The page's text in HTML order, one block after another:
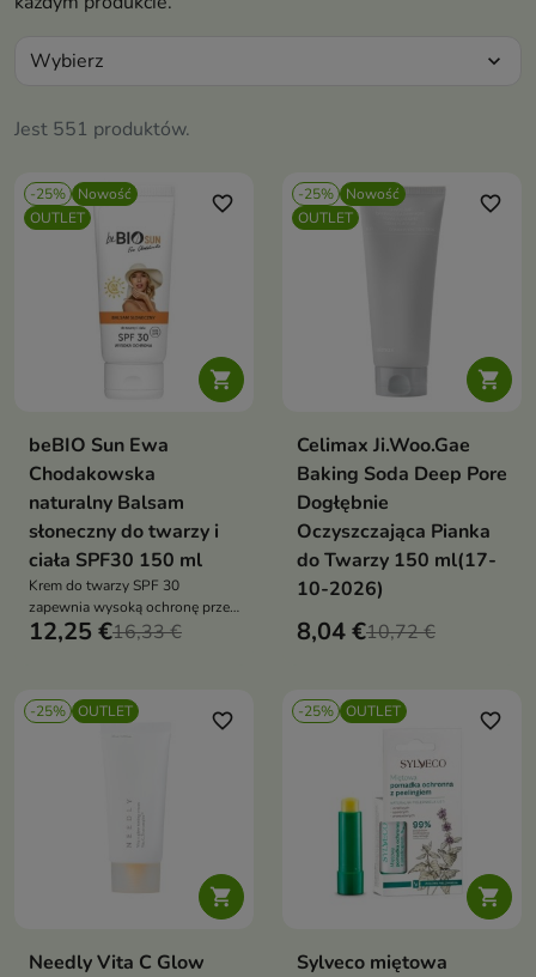
Jest 551 produktów.
Wybierz expand_more
-25%
Nowość
OUTLET

favorite_border
beBIO Sun Ewa
Chodakowska
naturalny Balsam
słoneczny do twarzy i
ciała SPF30 150 ml
Krem do twarzy SPF 30
zapewnia wysoką ochronę przed
promieniowaniem UVA i UVB,
roślinną, witaminą E i
12,25 €16,33 €
-25%
Nowość
OUTLET

favorite_border
Celimax Ji.Woo.Gae
Baking Soda Deep Pore
Dogłębnie
Oczyszczająca Pianka
do Twarzy 150 ml(17-
10-2026)
8,04 €10,72 €
-25% OUTLET

favorite_border
Needly Vita C Glow
-25% OUTLET

favorite_border
Sylveco miętowa